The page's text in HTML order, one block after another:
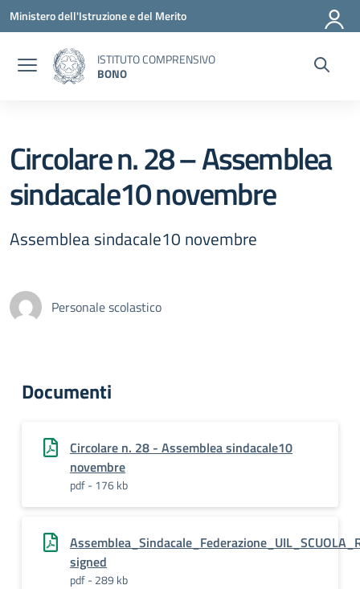
Vai ai contenuti
Vai al menu di navigazione
Vai al footer
Ministero dell'Istruzione e del Merito
ISTITUTO COMPRENSIVO
BONO
Circolare n. 28 – Assemblea
sindacale10 novembre
Assemblea sindacale10 novembre
Personale scolastico
Documenti
Circolare n. 28 - Assemblea sindacale10
novembre
pdf - 176 kb
signed
pdf - 289 kb